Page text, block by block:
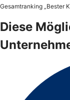
Gesamtranking „Bester
Diese